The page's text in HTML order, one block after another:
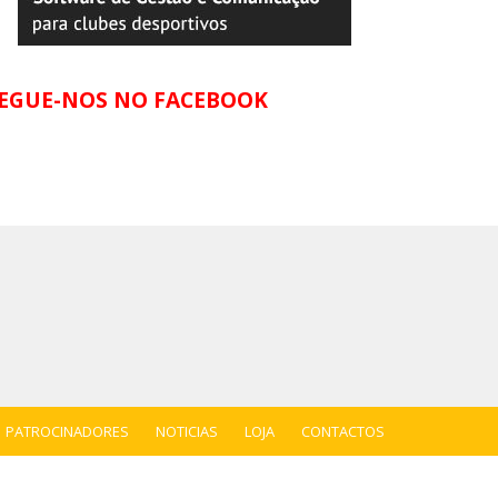
NOS NO FACEBOOK
PATROCINADORES NOTICIAS LOJA CONTACTOS